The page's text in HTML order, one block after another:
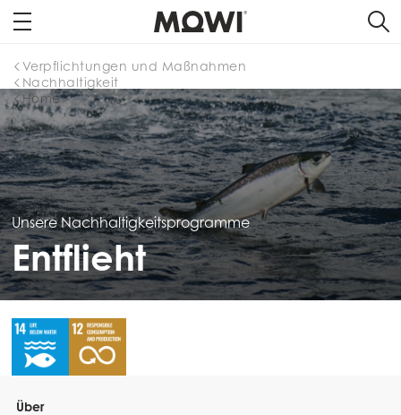
Home
Nachhaltigkeit
Verpflichtungen und Maßnahmen
Unsere Nachhaltigkeitsprogramme
Entflieht
Über